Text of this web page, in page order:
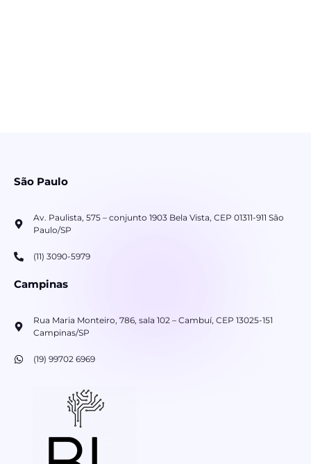
São Paulo
Av. Paulista, 575 – conjunto 1903 Bela Vista, CEP 01311-911 São
Paulo/SP
(11) 3090-5979
Campinas
Rua Maria Monteiro, 786, sala 102 – Cambuí, CEP 13025-151
Campinas/SP
(19) 99702 6969